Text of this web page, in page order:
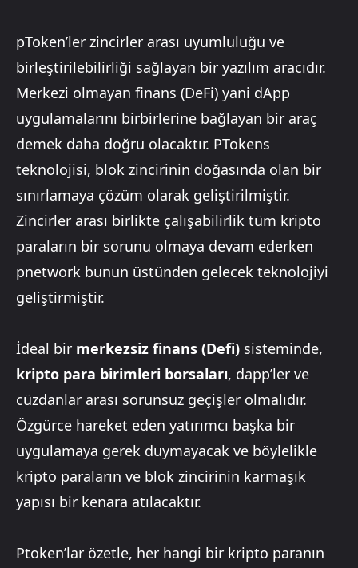
pToken’ler zincirler arası uyumluluğu ve
birleştirilebilirliği sağlayan bir yazılım aracıdır.
Merkezi olmayan finans (DeFi) yani dApp
uygulamalarını birbirlerine bağlayan bir araç
demek daha doğru olacaktır. PTokens
teknolojisi, blok zincirinin doğasında olan bir
sınırlamaya çözüm olarak geliştirilmiştir.
Zincirler arası birlikte çalışabilirlik tüm kripto
paraların bir sorunu olmaya devam ederken
pnetwork bunun üstünden gelecek teknolojiyi
geliştirmiştir.
İdeal bir merkezsiz finans (Defi) sisteminde,
kripto para birimleri borsaları, dapp’ler ve
cüzdanlar arası sorunsuz geçişler olmalıdır.
Özgürce hareket eden yatırımcı başka bir
uygulamaya gerek duymayacak ve böylelikle
kripto paraların ve blok zincirinin karmaşık
yapısı bir kenara atılacaktır.
Ptoken’lar özetle, her hangi bir kripto paranın